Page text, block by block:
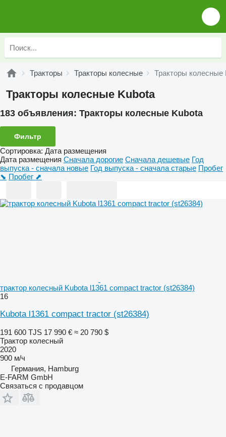
Тракторы Тракторы колесные Тракторы колесные
Тракторы колесные Kubota
183 объявления: Тракторы колесные Kubota
Фильтр
Сортировка: Дата размещения
Дата размещения Сначала дорогие Сначала дешевые Год
выпуска - сначала новые Год выпуска - сначала старые Пробег
⬊ Пробег ⬈
трактор колесный Kubota l1361 compact tractor (st26384)
16
Kubota l1361 compact tractor (st26384)
191 600 TJS 17 990 € ≈ 20 790 $
Трактор колесный
2020
900 м/ч
Германия, Hamburg
E-FARM GmbH
Связаться с продавцом